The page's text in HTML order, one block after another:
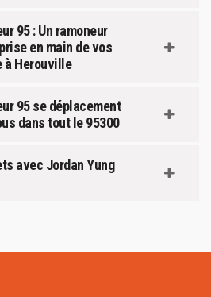
95 : Un ramoneur
en main de vos
à Herouville
95 se déplacement
dans tout le 95300
avec Jordan Yung